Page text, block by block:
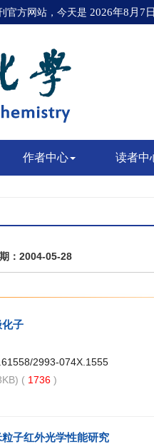
官方网站，今天是 2026年8月7
作者中心 读者中
：2004-05-28
子
2993-074X.1555
( 1736 )
子红外光学性能研究